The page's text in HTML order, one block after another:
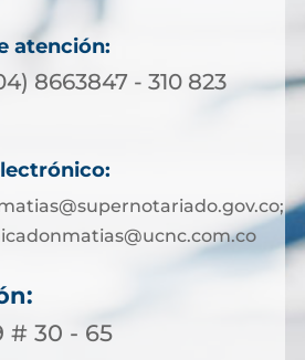
atención:
8663847 - 310 823
# 30 - 65